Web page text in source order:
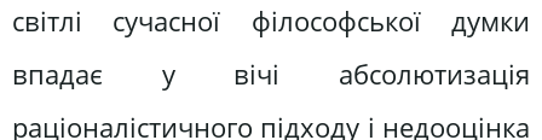
світлі сучасної філософської думки
впадає у вічі абсолютизація
раціоналістичного підходу і недооцінка